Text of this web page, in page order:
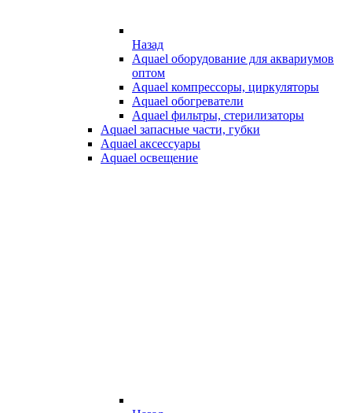
Назад
Aquael оборудование для аквариумов
оптом
Aquael компрессоры, циркуляторы
Aquael обогреватели
Aquael фильтры, стерилизаторы
Aquael запасные части, губки
Aquael аксессуары
Aquael освещение